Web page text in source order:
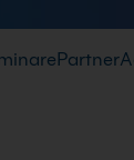
Partner